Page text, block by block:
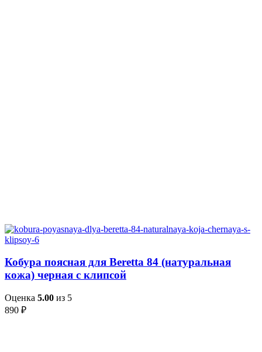
Кобура поясная для Beretta 84 (натуральная
кожа) черная с клипсой
Оценка 5.00 из 5
890 ₽